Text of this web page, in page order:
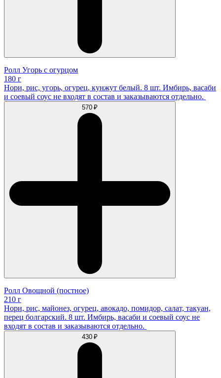
Ролл Угорь с огурцом
180 г
Нори, рис, угорь, огурец, кунжут белый. 8 шт. Имбирь, васаби
и соевый соус не входят в состав и заказываются отдельно.
570 ₽
Ролл Овощной (постное)
210 г
Нори, рис, майонез, огурец, авокадо, помидор, салат, такуан,
перец болгарский. 8 шт. Имбирь, васаби и соевый соус не
входят в состав и заказываются отдельно.
430 ₽